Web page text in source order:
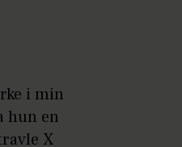
i min
hun en
X